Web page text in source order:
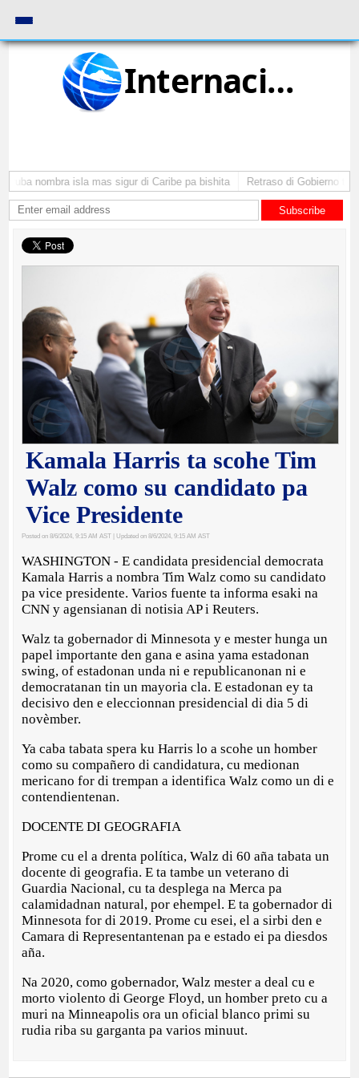
Internacional
nombra isla mas sigur di Caribe pa bishita Retraso di Gobierno ta
Subscribe
Kamala Harris ta scohe Tim
Walz como su candidato pa
Vice Presidente
Posted on 8/6/2024, 9:15 AM AST | Updated on 8/6/2024, 9:15 AM AST
WASHINGTON - E candidata presidencial democrata
Kamala Harris a nombra Tim Walz como su candidato
pa vice presidente. Varios fuente ta informa esaki na
CNN y agensianan di notisia AP i Reuters.
Walz ta gobernador di Minnesota y e mester hunga un
papel importante den gana e asina yama estadonan
swing, of estadonan unda ni e republicanonan ni e
democratanan tin un mayoria cla. E estadonan ey ta
decisivo den e eleccionnan presidencial di dia 5 di
novèmber.
Ya caba tabata spera ku Harris lo a scohe un homber
como su compañero di candidatura, cu medionan
mericano for di trempan a identifica Walz como un di e
contendientenan.
DOCENTE DI GEOGRAFIA
Prome cu el a drenta política, Walz di 60 aña tabata un
docente di geografia. E ta tambe un veterano di
Guardia Nacional, cu ta desplega na Merca pa
calamidadnan natural, por ehempel. E ta gobernador di
Minnesota for di 2019. Prome cu esei, el a sirbi den e
Camara di Representantenan pa e estado ei pa diesdos
aña.
Na 2020, como gobernador, Walz mester a deal cu e
morto violento di George Floyd, un homber preto cu a
muri na Minneapolis ora un oficial blanco primi su
rudia riba su garganta pa varios minuut.